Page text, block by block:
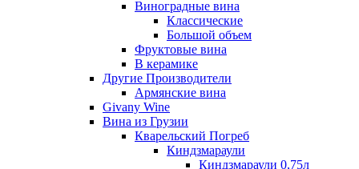
Виноградные вина
Классические
Большой объем
Фруктовые вина
В керамике
Другие Производители
Армянские вина
Givany Wine
Вина из Грузии
Кварельский Погреб
Киндзмараули
Киндзмараули 0,75л